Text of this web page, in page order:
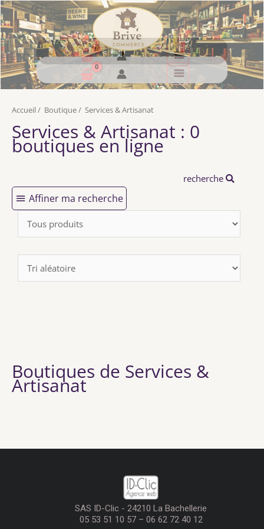
Accueil / Boutique/ Services & Artisanat
Services & Artisanat : 0
boutiques en ligne
recherche
Affiner ma recherche
Boutiques de Services &
Artisanat
SAS ID-Clic - 24210 La Bachellerie
05 53 51 10 57 – 06 62 72 40 12